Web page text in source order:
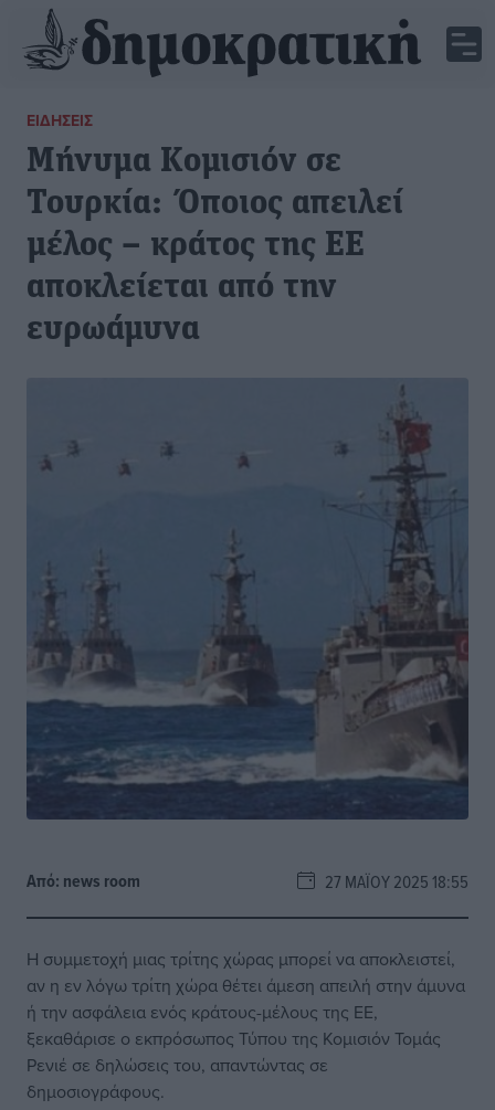
ΕΙΔΉΣΕΙΣ
Μήνυμα Κομισιόν σε
Τουρκία: Όποιος απειλεί
μέλος – κράτος της ΕΕ
αποκλείεται από την
ευρωάμυνα
Από: news room 27 ΜΑΪ́ΟΥ 2025 18:55
Η συμμετοχή μιας τρίτης χώρας μπορεί να αποκλειστεί,
αν η εν λόγω τρίτη χώρα θέτει άμεση απειλή στην άμυνα
ή την ασφάλεια ενός κράτους-μέλους της ΕΕ,
ξεκαθάρισε ο εκπρόσωπος Τύπου της Κομισιόν Τομάς
Ρενιέ σε δηλώσεις του, απαντώντας σε
δημοσιογράφους.